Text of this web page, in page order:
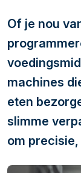
Of je nou
machines
eten
slimme
om